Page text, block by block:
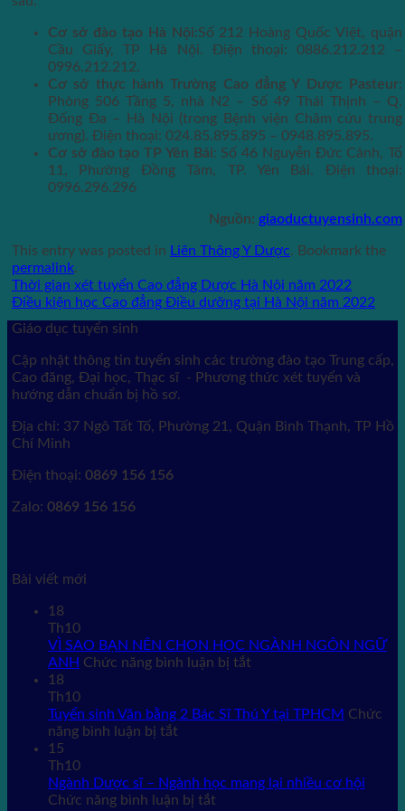
Cơ sở đào tạo Hà Nội:Số 212 Hoàng Quốc Việt, quận
Cầu Giấy, TP Hà Nội. Điện thoại: 0886.212.212 –
0996.212.212.
Cơ sở thực hành Trường Cao đẳng Y Dược Pasteur:
Phòng 506 Tầng 5, nhà N2 – Số 49 Thái Thịnh – Q.
Đống Đa – Hà Nội (trong Bệnh viện Châm cứu trung
ương). Điện thoại: 024.85.895.895 – 0948.895.895.
Cơ sở đào tạo TP Yên Bái: Số 46 Nguyễn Đức Cảnh, Tổ
11, Phường Đồng Tâm, TP. Yên Bái. Điện thoại:
0996.296.296
Nguồn: giaoductuyensinh.com
This entry was posted in Liên Thông Y Dược. Bookmark the
permalink.
Thời gian xét tuyển Cao đẳng Dược Hà Nội năm 2022
Điều kiện học Cao đẳng Điều dưỡng tại Hà Nội năm 2022
Giáo dục tuyển sinh
Cập nhật thông tin tuyển sinh các trường đào tạo Trung cấp,
Cao đăng, Đại học, Thạc sĩ - Phương thức xét tuyển và
hướng dẫn chuẩn bị hồ sơ.
Địa chỉ: 37 Ngô Tất Tố, Phường 21, Quận Bình Thạnh, TP Hồ
Chí Minh
Điện thoại: 0869 156 156
Zalo: 0869 156 156
Bài viết mới
18
Th10
VÌ SAO BẠN NÊN CHỌN HỌC NGÀNH NGÔN NGỮ
ANH Chức năng bình luận bị tắt
BẠN
NGÀNH
18
Th10
Tuyển sinh Văn bằng 2 Bác Sĩ Thú Y tại TPHCM Chức
năng bình luận bị tắt
Văn
bằng
15
Th10
Ngành Dược sĩ – Ngành học mang lại nhiều cơ hội
Chức năng bình luận bị tắt